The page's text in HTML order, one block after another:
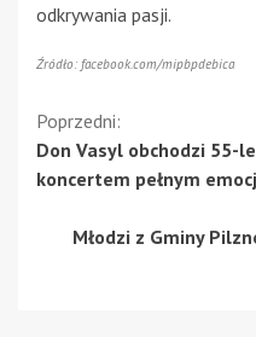
odkrywania pasji.
Źródło: facebook.com/mipbpdebica
Kontynuuj
czytanie
Poprzedni:
Don Vasyl obchodzi 55-
koncertem pełnym
Młodzi z Gminy